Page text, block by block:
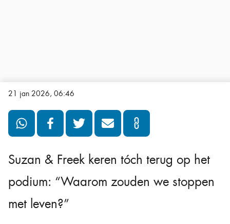
21 jan 2026, 06:46
Suzan & Freek keren tóch terug op het
podium: “Waarom zouden we stoppen
met leven?”